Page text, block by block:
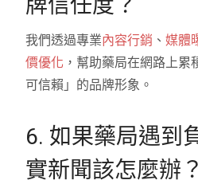
我們透過專業內容行銷 、媒體
價優化 ，幫助藥局在網路上累
可信賴」的品牌形象。
6. 如果藥局遇到
實新聞該怎麼辦？